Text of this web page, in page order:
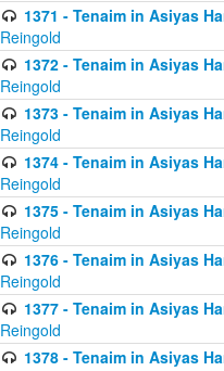
1371 - Tenaim in Asiyas
Reingold
1372 - Tenaim in Asiyas
Reingold
1373 - Tenaim in Asiyas
Reingold
1374 - Tenaim in Asiyas
Reingold
1375 - Tenaim in Asiyas
Reingold
1376 - Tenaim in Asiyas
Reingold
1377 - Tenaim in Asiyas
Reingold
1378 - Tenaim in Asiyas